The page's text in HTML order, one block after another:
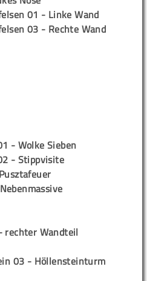
01 - Linke Wand
03 - Rechte Wand
- Wolke Sieben
- Stippvisite
rechter Wandteil
03 - Höllensteinturm